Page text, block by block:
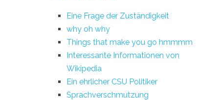
Eine Frage der Zuständigkeit
why oh why
Things that make you go hmmmm
Interessante Informationen von
Wikipedia
Ein ehrlicher CSU Politiker
Sprachverschmutzung